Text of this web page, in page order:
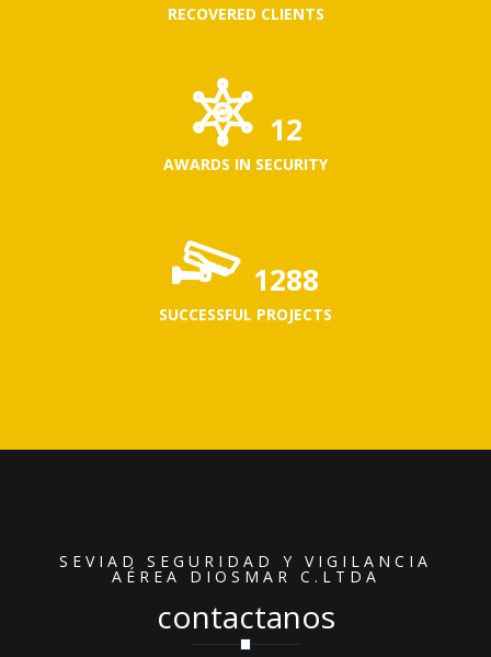
RECOVERED CLIENTS
16
AWARDS IN SECURITY
1648
SUCCESSFUL PROJECTS
SEVIAD SEGURIDAD Y VIGILANCIA
AÉREA DIOSMAR C.LTDA
contactanos